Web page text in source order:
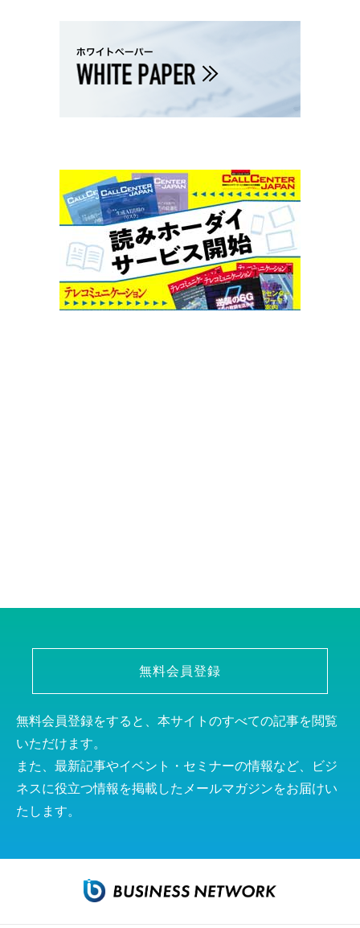
無料会員登録
無料会員登録をすると、本サイトのすべての記事を閲覧
いただけます。
また、最新記事やイベント・セミナーの情報など、ビジ
ネスに役立つ情報を掲載したメールマガジンをお届けい
たします。